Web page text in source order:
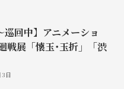
巡回中】アニメーショ
戦展「懐玉･玉折」「渋
3日